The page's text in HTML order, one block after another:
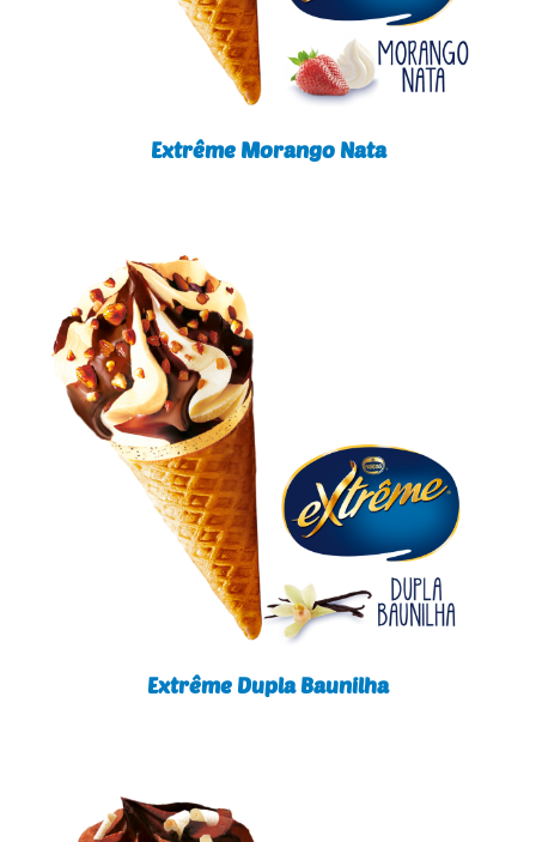
Extrême Morango Nata
Extrême Dupla Baunilha